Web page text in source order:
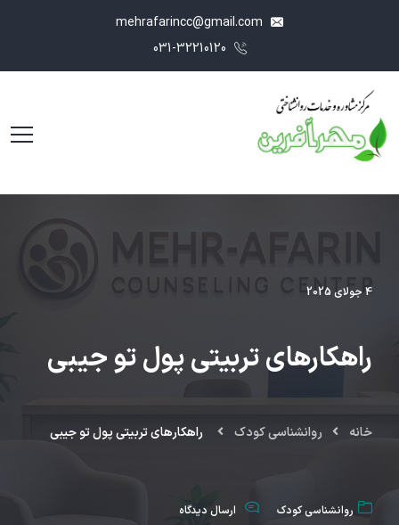
4 جولای 2025
راهکارهای تربیتی پول تو جیبی
خانه روانشناسي كودك راهکارهای تربیتی پول تو جیبی
روانشناسي كودك ارسال دیدگاه